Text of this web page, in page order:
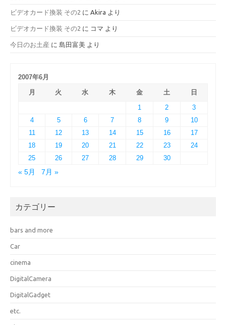
ビデオカード換装 その2 に Akira より
ビデオカード換装 その2 に コマ より
今日のお土産 に 島田富美 より
2007年6月
月
火 水 木 金 土
日
1
2
3
4
5 6 7 8 9
10
11
12 13 14 15 16
17
18
19 20 21 22 23
24
25
26 27 28 29
30
« 5月
7月 »
カテゴリー
bars and more
Car
cinema
DigitalCamera
DigitalGadget
etc.